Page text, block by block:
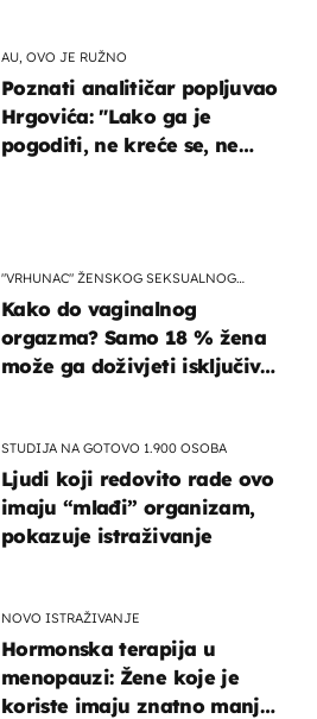
"VRHUNAC" ŽENSKOG SEKSUALNOG
Kako do vaginalnog
orgazma? Samo 18 % žena
može ga doživjeti isključivo
STUDIJA NA GOTOVO 1.900 OSOBA
Ljudi koji redovito rade ovo
imaju “mlađi” organizam,
pokazuje istraživanje
NOVO ISTRAŽIVANJE
Hormonska terapija u
menopauzi: Žene koje je
koriste imaju znatno manji
AU, OVO JE RUŽNO
Poznati analitičar popljuvao
Hrgovića: "Lako ga je
pogoditi, ne kreće se, ne